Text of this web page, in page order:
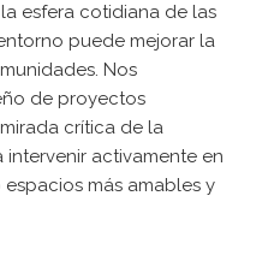
esfera cotidiana de las
puede mejorar la
Nos
de proyectos
crítica de la
activamente en
más amables y